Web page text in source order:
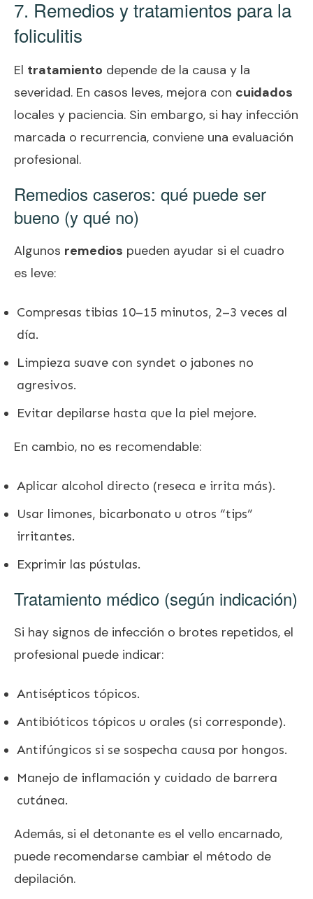
7. Remedios y tratamientos para la
foliculitis
El tratamiento depende de la causa y la
severidad. En casos leves, mejora con cuidados
locales y paciencia. Sin embargo, si hay infección
marcada o recurrencia, conviene una evaluación
profesional.
Remedios caseros: qué puede ser
bueno (y qué no)
Algunos remedios pueden ayudar si el cuadro
es leve:
Compresas tibias 10–15 minutos, 2–3 veces al
día.
Limpieza suave con syndet o jabones no
agresivos.
Evitar depilarse hasta que la piel mejore.
En cambio, no es recomendable:
Aplicar alcohol directo (reseca e irrita más).
Usar limones, bicarbonato u otros “tips”
irritantes.
Exprimir las pústulas.
Tratamiento médico (según indicación)
Si hay signos de infección o brotes repetidos, el
profesional puede indicar:
Antisépticos tópicos.
Antibióticos tópicos u orales (si corresponde).
Antifúngicos si se sospecha causa por hongos.
Manejo de inflamación y cuidado de barrera
cutánea.
Además, si el detonante es el vello encarnado,
puede recomendarse cambiar el método de
depilación.